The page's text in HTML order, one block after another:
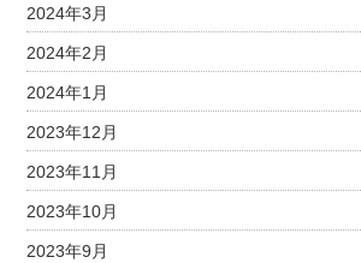
2024年3月
2024年2月
2024年1月
2023年12月
2023年11月
2023年10月
2023年9月